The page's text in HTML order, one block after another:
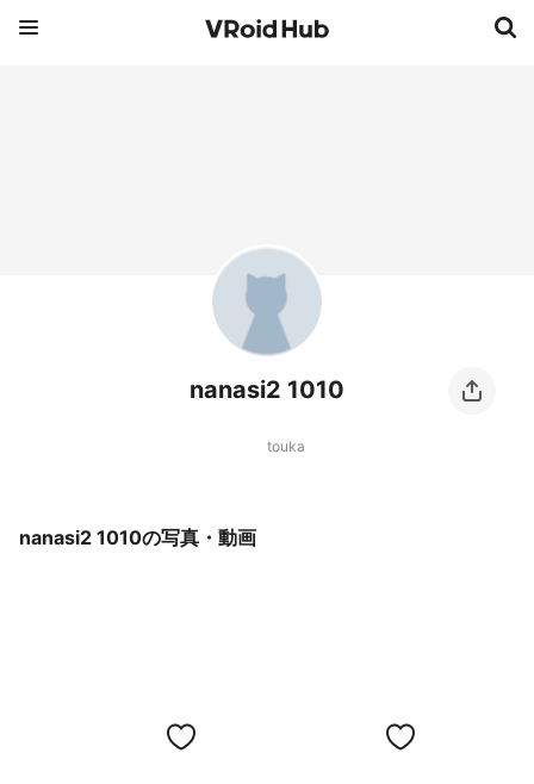
nanasi2 1010
touka
nanasi2 1010の写真・動画